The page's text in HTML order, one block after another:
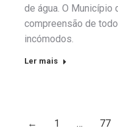
de água. O Município
compreensão de
incómodos.
Ler mais
← 1 … 77